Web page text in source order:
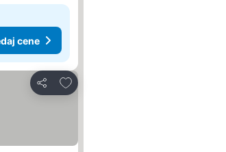
cene
Deli
Dodati u favorite